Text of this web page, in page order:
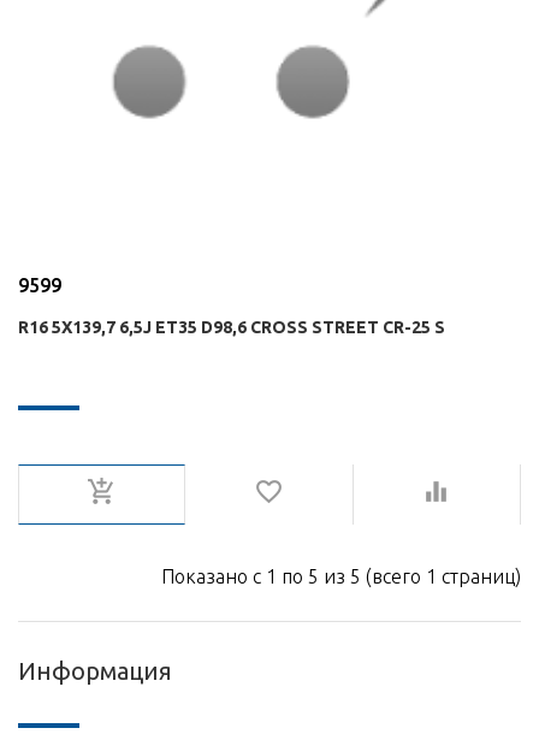
9599
R16 5X139,7 6,5J ET35 D98,6 CROSS STREET CR-25 S
Показано с 1 по 5 из 5 (всего 1 страниц)
Информация